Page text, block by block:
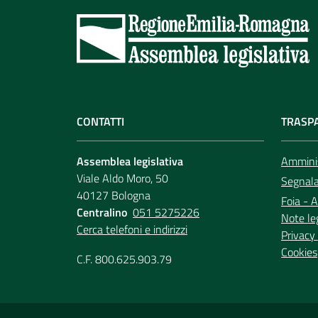
CONTATTI
Assemblea legislativa
Viale Aldo Moro, 50
40127 Bologna
Centralino 051 5275226
Cerca telefoni e indirizzi
C.F. 800.625.903.79
Foia -
Note
Cookies